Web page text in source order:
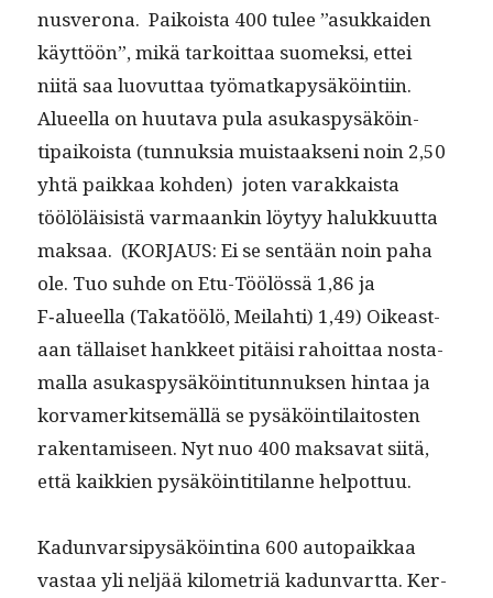
nusverona. Paikoista 400 tulee ”asukkaiden
käyt­töön”, mikä tarkoit­taa suomek­si, ettei
niitä saa luovut­taa työ­matkapysäköin­ti­in.
Alueel­la on huu­ta­va pula asukaspysäköin­
tipaikoista (tun­nuk­sia muis­taak­seni noin 2,50
yhtä paikkaa kohden) joten varakkaista
töölöläi­sistä var­maankin löy­tyy halukku­ut­ta
mak­saa. (KORJAUS: Ei se sen­tään noin paha
ole. Tuo suhde on Etu-Töölössä 1,86 ja
F‑alueella (Takatöölö, Meilahti) 1,49) Oikeas­t­
aan täl­laiset han­kkeet pitäisi rahoit­taa nos­ta­
mal­la asukaspysäköin­ti­tun­nuk­sen hin­taa ja
kor­vamerk­it­semäl­lä se pysäköin­ti­laitosten
rak­en­tamiseen. Nyt nuo 400 mak­sa­vat siitä,
että kaikkien pysäköin­ti­ti­lanne helpottuu.
Kadun­var­sipysäköinti­na 600 autopaikkaa
vas­taa yli neljää kilo­metriä kadun­vart­ta. Ker­